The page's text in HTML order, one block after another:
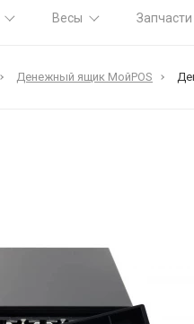
Весы
Денежный ящик МойPOS